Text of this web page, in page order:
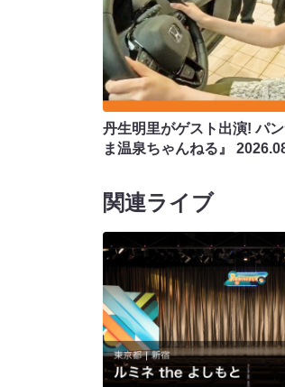
丹生明里がゲスト出演! パ
ま温泉ちゃんねる』
関連ライブ